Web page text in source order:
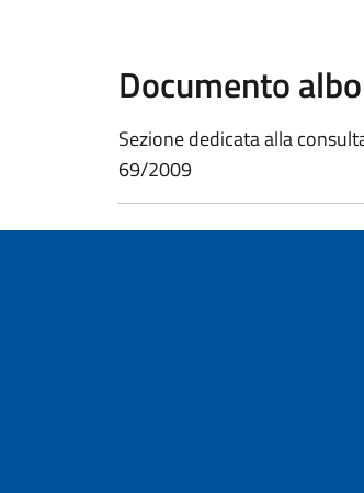
Documento
Sezione dedicata alla
69/2009